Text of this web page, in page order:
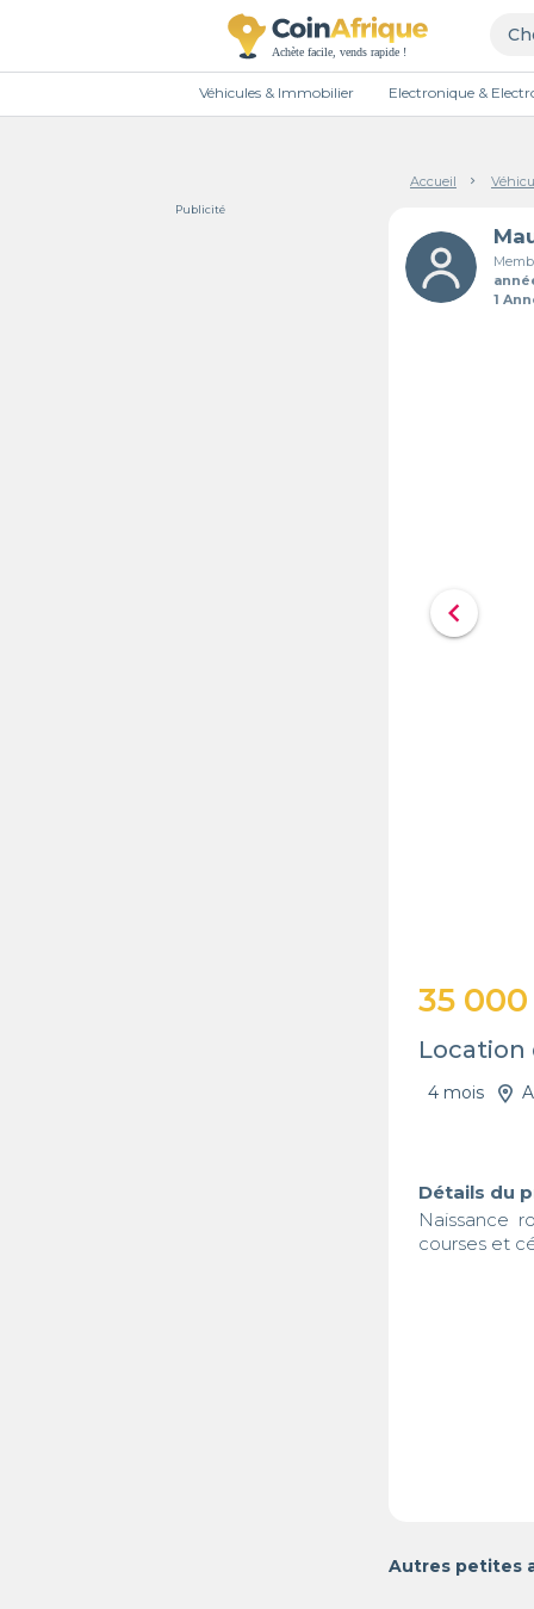
Véhicules & Immobilier Electronique &
Accueil
Publicité
1
chevron_left
35 000
Location
4 mois
Détails du
Naissance
courses et
Autres petites